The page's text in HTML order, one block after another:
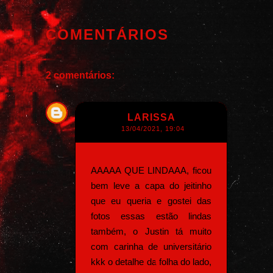
COMENTÁRIOS
2 comentários:
LARISSA
13/04/2021, 19:04
AAAAA QUE LINDAAA, ficou
bem leve a capa do jeitinho
que eu queria e gostei das
fotos essas estão lindas
também, o Justin tá muito
com carinha de universitário
kkk o detalhe da folha do lado,